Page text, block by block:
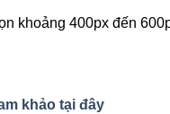
khoảng 400px đến
khảo tại đây